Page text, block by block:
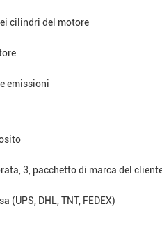
cilindri del motore
emissioni
3, pacchetto di marca del
(UPS, DHL, TNT, FEDEX)